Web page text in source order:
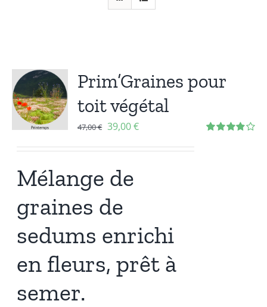
Prim’Graines pour
toit végétal
47,00€ 39,00€
Mélange de
graines de
sedums enrichi
en fleurs, prêt à
semer.